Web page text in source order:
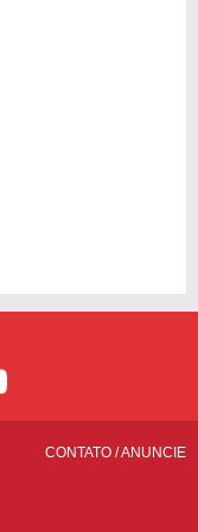
CONTATO /ANUNCIE